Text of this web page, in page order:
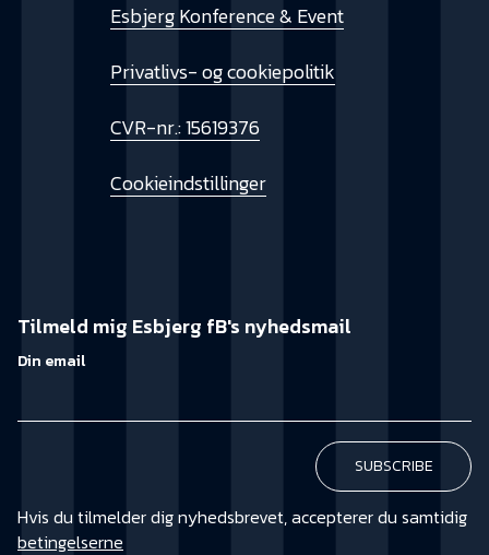
Esbjerg Konference & Event
Privatlivs- og cookiepolitik
CVR-nr.: 15619376
Cookieindstillinger
Tilmeld mig Esbjerg fB's nyhedsmail
Din email
Hvis du tilmelder dig nyhedsbrevet, accepterer du samtidig
betingelserne